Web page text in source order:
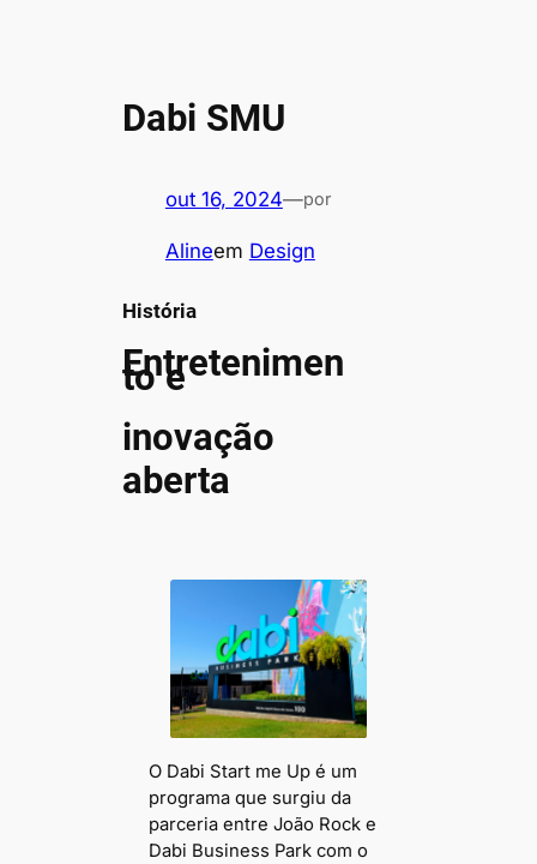
Dabi SMU
out 16, 2024—por
Alineem Design
História
Entretenimen
to e
inovação
aberta
O Dabi Start me Up é um
programa que surgiu da
parceria entre João Rock e
Dabi Business Park com o